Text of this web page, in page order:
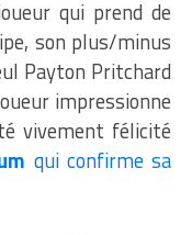
qui prend de
son plus/minus
Payton Pritchard
impressionne
vivement félicité
qui confirme sa